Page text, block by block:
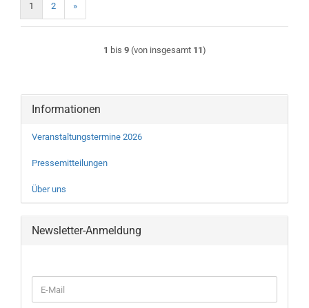
1 2 »
1 bis 9(von insgesamt 11)
Informationen
Veranstaltungstermine 2026
Pressemitteilungen
Über uns
Newsletter-Anmeldung
ZUR
E-
Mail